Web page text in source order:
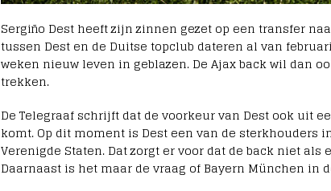
Sergiño Dest heeft zijn zinnen gezet op een transfer
tussen Dest en de Duitse topclub dateren al van
weken nieuw leven in geblazen. De Ajax back wil dan
trekken.
De Telegraaf schrijft dat de voorkeur van Dest ook uit
komt. Op dit moment is Dest een van de sterkhouders
Verenigde Staten. Dat zorgt er voor dat de back niet
Daarnaast is het maar de vraag of Bayern München in